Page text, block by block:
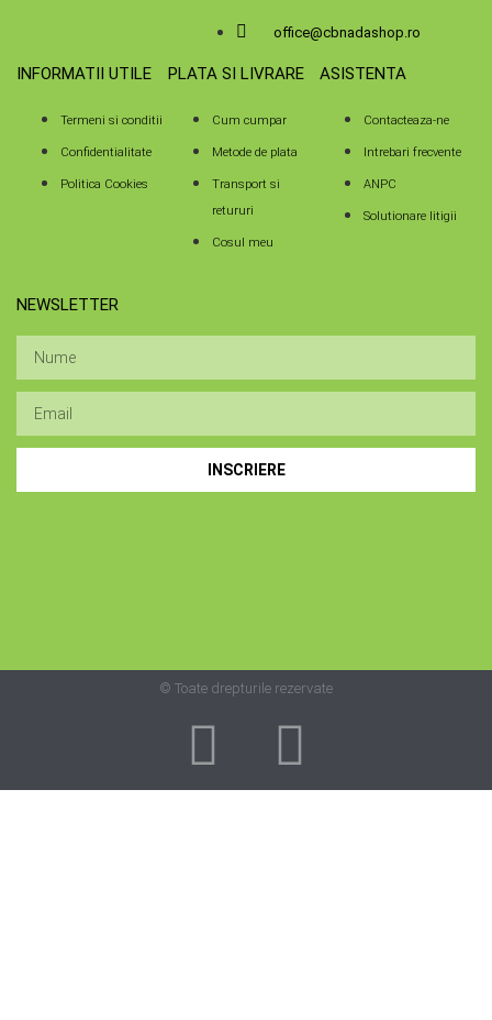
office@cbnadashop.ro
INFORMATII UTILE
Termeni si conditii
Confidentialitate
Politica Cookies
PLATA SI LIVRARE
Cum cumpar
Metode de plata
Transport si
retururi
Cosul meu
ASISTENTA
Contacteaza-ne
Intrebari frecvente
ANPC
Solutionare litigii
NEWSLETTER
INSCRIERE
© Toate drepturile rezervate